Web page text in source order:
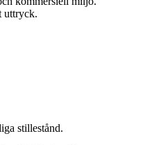
uttryck.
stillestånd.